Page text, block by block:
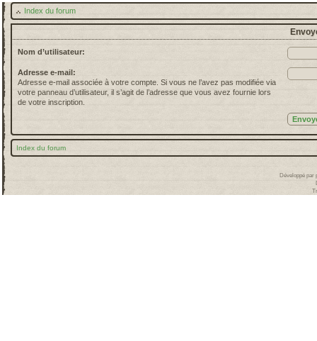
Index du forum
Nom d’utilisateur:
Adresse e-mail:
Adresse e-mail associée à votre compte. Si vous ne l’avez pas modifiée via
votre panneau d’utilisateur, il s’agit de l’adresse que vous avez fournie lors
de votre inscription.
Index du forum
Développé par